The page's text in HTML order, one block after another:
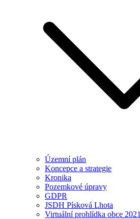
Územní plán
Koncepce a strategie
Kronika
Pozemkové úpravy
GDPR
JSDH Písková Lhota
Virtuální prohlídka obce 2021